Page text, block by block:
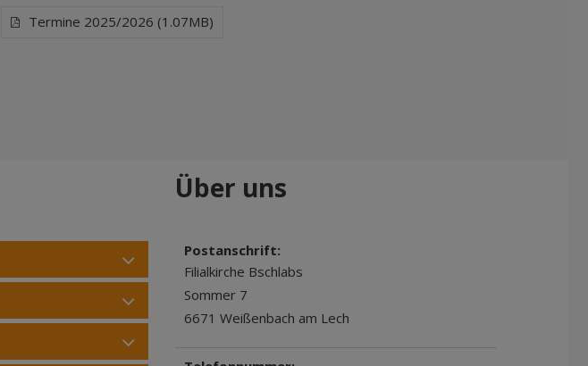
Termine 2025/2026 (1.07MB)
Über uns
Postanschrift:
Filialkirche Bschlabs
Sommer 7
6671 Weißenbach am Lech